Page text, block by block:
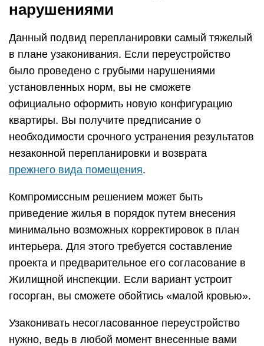
нарушениями
Данный подвид перепланировки самый тяжелый
в плане узаконивания. Если переустройство
было проведено с грубыми нарушениями
установленных норм, вы не сможете
официально оформить новую конфигурацию
квартиры. Вы получите предписание о
необходимости срочного устранения результатов
незаконной перепланировки и возврата
прежнего вида помещения.
Компромиссным решением может быть
приведение жилья в порядок путем внесения
минимально возможных корректировок в план
интерьера. Для этого требуется составление
проекта и предварительное его согласование в
Жилищной инспекции. Если вариант устроит
госорган, вы сможете обойтись «малой кровью».
Узаконивать несогласованное переустройство
нужно, ведь в любой момент внесенные вами